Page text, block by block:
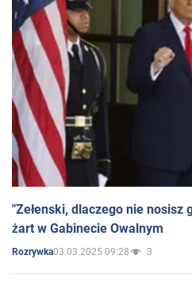
"Zełenski, dlaczego nie
żart w Gabinecie Owalnym
Rozrywka03.03.2025 09:28 3